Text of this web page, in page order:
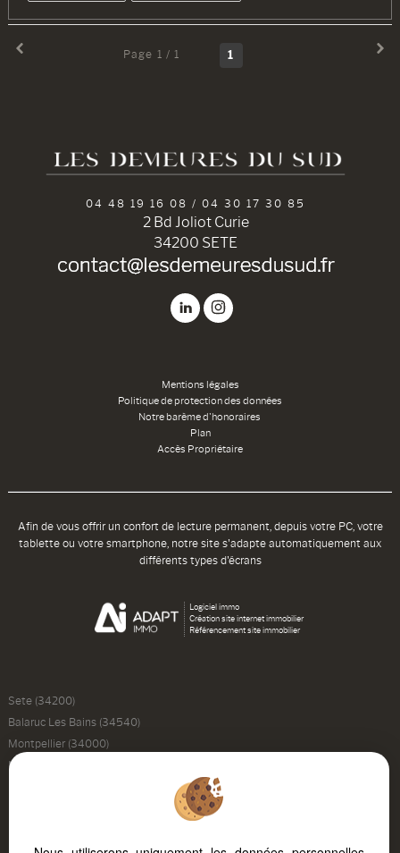
Page 1 / 1 1
04 48 19 16 08 / 04 30 17 30 85
2 Bd Joliot Curie
34200 SETE
Mentions légales
Politique de protection des données
Notre barème d'honoraires
Plan
Accès Propriétaire
Afin de vous offrir un confort de lecture permanent, depuis votre PC, votre
tablette ou votre smartphone, notre site s'adapte automatiquement aux
différents types d'écrans
Logiciel immo
Création site internet immobilier
Référencement site immobilier
Sete (34200)
Balaruc Les Bains (34540)
Montpellier (34000)
Marseillan (34340)